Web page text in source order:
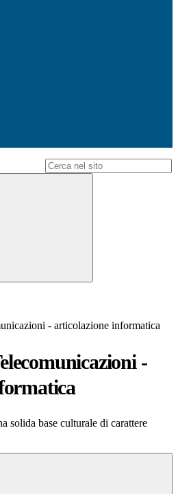
- articolazione informatica
-
solida base culturale di carattere